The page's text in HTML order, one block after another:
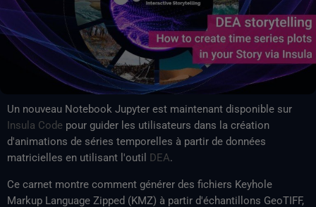
Un nouveau Notebook Jupyter est maintenant disponible sur
Insula Code pour guider les utilisateurs dans la création
d'animations de séries temporelles à partir de données
matricielles en utilisant l'outil DEA.
Ce carnet montre comment générer des fichiers Keyhole
Markup Language Zipped (KMZ) à partir d'échantillons GeoTIFF,